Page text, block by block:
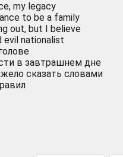
my legacy
to be a family
out, but I believe
evil nationalist
в завтрашнем дне
сказать словами